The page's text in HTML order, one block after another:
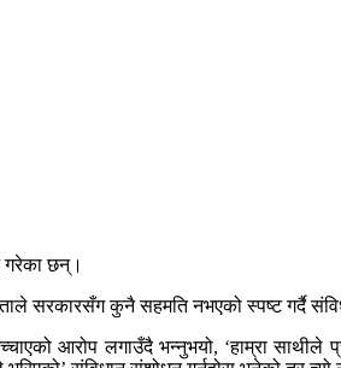
गरेका छन्।
सरकारसँग कुनै सहमति नभएको स्पष्ट गर्दै
आरोप लगाउँदै भन्नुभयो, ‘हाम्रा साथीले